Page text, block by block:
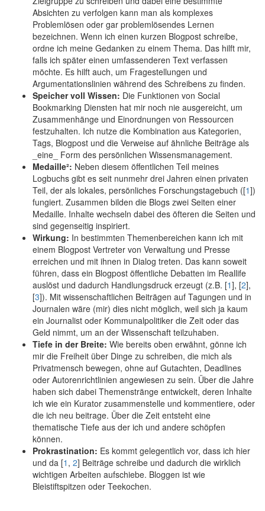
Absichten zu verfolgen kann man als komplexes
Problemlösen oder gar problemlösendes Lernen
bezeichnen. Wenn ich einen kurzen Blogpost schreibe,
ordne ich meine Gedanken zu einem Thema. Das hilft mir,
falls ich später einen umfassenderen Text verfassen
möchte. Es hilft auch, um Fragestellungen und
Argumentationslinien während des Schreibens zu finden.
Speicher voll Wissen: Die Funktionen von Social
Bookmarking Diensten hat mir noch nie ausgereicht, um
Zusammenhänge und Einordnungen von Ressourcen
festzuhalten. Ich nutze die Kombination aus Kategorien,
Tags, Blogpost und die Verweise auf ähnliche Beiträge als
_eine_ Form des persönlichen Wissensmanagement.
Medaille²: Neben diesem öffentlichen Teil meines
Logbuchs gibt es seit nunmehr drei Jahren einen privaten
Teil, der als lokales, persönliches Forschungstagebuch ([1])
fungiert. Zusammen bilden die Blogs zwei Seiten einer
Medaille. Inhalte wechseln dabei des öfteren die Seiten und
sind gegenseitig inspiriert.
Wirkung: In bestimmten Themenbereichen kann ich mit
einem Blogpost Vertreter von Verwaltung und Presse
erreichen und mit ihnen in Dialog treten. Das kann soweit
führen, dass ein Blogpost öffentliche Debatten im Reallife
auslöst und dadurch Handlungsdruck erzeugt (z.B. [1], [2],
[3]). Mit wissenschaftlichen Beiträgen auf Tagungen und in
Journalen wäre (mir) dies nicht möglich, weil sich ja kaum
ein Journalist oder Kommunalpolitiker die Zeit oder das
Geld nimmt, um an der Wissenschaft teilzuhaben.
Tiefe in der Breite: Wie bereits oben erwähnt, gönne ich
mir die Freiheit über Dinge zu schreiben, die mich als
Privatmensch bewegen, ohne auf Gutachten, Deadlines
oder Autorenrichtlinien angewiesen zu sein. Über die Jahre
haben sich dabei Themenstränge entwickelt, deren Inhalte
ich wie ein Kurator zusammenstelle und kommentiere, oder
die ich neu beitrage. Über die Zeit entsteht eine
thematische Tiefe aus der ich und andere schöpfen
können.
Prokrastination: Es kommt gelegentlich vor, dass ich hier
und da [1 , 2] Beiträge schreibe und dadurch die wirklich
wichtigen Arbeiten aufschiebe. Bloggen ist wie
Bleistiftspitzen oder Teekochen.